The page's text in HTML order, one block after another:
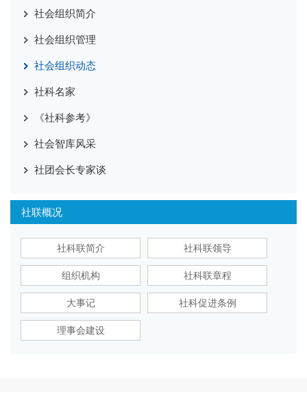
社会组织简介
社会组织管理
社会组织动态
社科名家
《社科参考》
社会智库风采
社团会长专家谈
社联概况
社科联简介 社科联领导
组织机构 社科联章程
大事记 社科促进条例
理事会建设